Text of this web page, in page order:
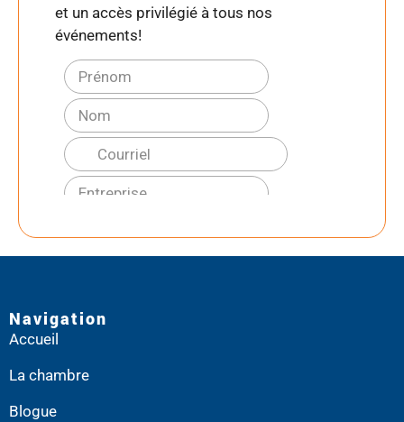
et un accès privilégié à tous nos
événements!
Navigation
Accueil
La chambre
Blogue